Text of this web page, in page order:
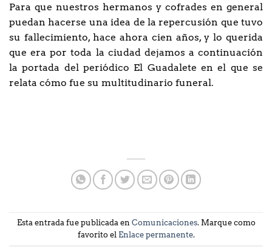
Para que nuestros hermanos y cofrades en general
puedan hacerse una idea de la repercusión que tuvo
su fallecimiento, hace ahora cien años, y lo querida
que era por toda la ciudad dejamos a continuación
la portada del periódico El Guadalete en el que se
relata cómo fue su multitudinario funeral.
Esta entrada fue publicada en Comunicaciones. Marque como
favorito el Enlace permanente.